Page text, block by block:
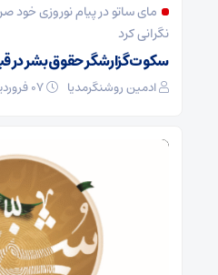
مای ساتو در پیام نوروزی خود
نگرانی کرد
سکوت گزارشگر حقوق بشر در
ادمین روشنگرمدیا